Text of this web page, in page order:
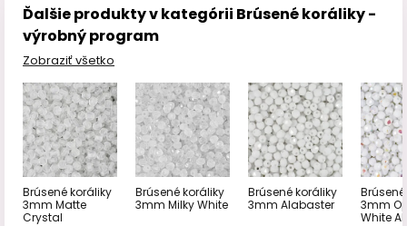
Ďalšie produkty v kategórii Brúsené koráliky -
výrobný program
Zobraziť všetko
Brúsené koráliky
3mm Matte
Crystal
Brúsené koráliky
3mm Milky White
Brúsené koráliky
3mm Alabaster
3mm
White